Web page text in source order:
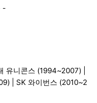
-
유니콘스 (1994~2007) |
| SK 와이번스 (2010~2